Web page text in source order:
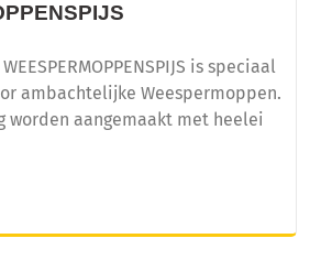
WEESPERMOPPENSPIJS is speciaal
ambachtelijke Weespermoppen.
worden aangemaakt met heelei